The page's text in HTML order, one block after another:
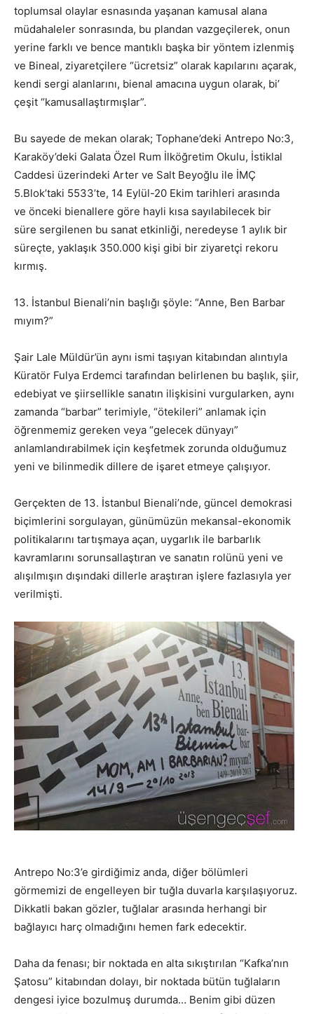
toplumsal olaylar esnasında yaşanan kamusal alana
müdahaleler sonrasında, bu plandan vazgeçilerek, onun
yerine farklı ve bence mantıklı başka bir yöntem izlenmiş
ve Bineal, ziyaretçilere “ücretsiz” olarak kapılarını açarak,
kendi sergi alanlarını, bienal amacına uygun olarak, bi’
çeşit “kamusallaştırmışlar”.
Bu sayede de mekan olarak; Tophane’deki Antrepo No:3,
Karaköy’deki Galata Özel Rum İlköğretim Okulu, İstiklal
Caddesi üzerindeki Arter ve Salt Beyoğlu ile İMÇ
5.Blok’taki 5533’te, 14 Eylül-20 Ekim tarihleri arasında
ve önceki bienallere göre hayli kısa sayılabilecek bir
süre sergilenen bu sanat etkinliği, neredeyse 1 aylık bir
süreçte, yaklaşık 350.000 kişi gibi bir ziyaretçi rekoru
kırmış.
13. İstanbul Bienali’nin başlığı şöyle: “Anne, Ben Barbar
mıyım?”
Şair Lale Müldür’ün aynı ismi taşıyan kitabından alıntıyla
Küratör Fulya Erdemci tarafından belirlenen bu başlık, şiir,
edebiyat ve şiirsellikle sanatın ilişkisini vurgularken, aynı
zamanda “barbar” terimiyle, “ötekileri” anlamak için
öğrenmemiz gereken veya “gelecek dünyayı”
anlamlandırabilmek için keşfetmek zorunda olduğumuz
yeni ve bilinmedik dillere de işaret etmeye çalışıyor.
Gerçekten de 13. İstanbul Bienali’nde, güncel demokrasi
biçimlerini sorgulayan, günümüzün mekansal-ekonomik
politikalarını tartışmaya açan, uygarlık ile barbarlık
kavramlarını sorunsallaştıran ve sanatın rolünü yeni ve
alışılmışın dışındaki dillerle araştıran işlere fazlasıyla yer
verilmişti.
Antrepo No:3’e girdiğimiz anda, diğer bölümleri
görmemizi de engelleyen bir tuğla duvarla karşılaşıyoruz.
Dikkatli bakan gözler, tuğlalar arasında herhangi bir
bağlayıcı harç olmadığını hemen fark edecektir.
Daha da fenası; bir noktada en alta sıkıştırılan “Kafka’nın
Şatosu” kitabından dolayı, bir noktada bütün tuğlaların
dengesi iyice bozulmuş durumda… Benim gibi düzen